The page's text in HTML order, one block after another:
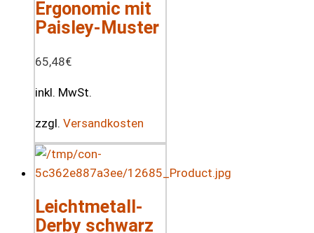
Ergonomic mit
Paisley-Muster
65,48€
inkl. MwSt.
zzgl. Versandkosten
Leichtmetall-
Derby schwarz